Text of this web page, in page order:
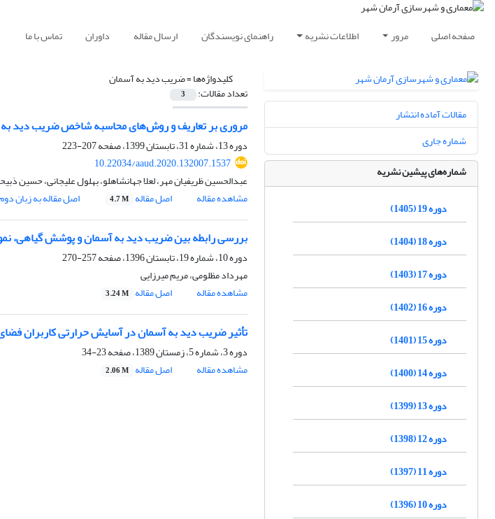
صفحه اصلی مرور اطلاعات نشریه راهنمای نویسندگان ارسال مقاله داوران تماس با ما
کلیدواژه‌ها =ضریب دید به آسمان
تعداد مقالات: 3
مروری بر تعاریف و روش‌های محاسبه‌ شاخص ضریب دید
دوره 13، شماره 31، تابستان 1399، صفحه
207-223
10.22034/aaud.2020.132007.1537
عبدالحسین ظریفیان مهر، لعلا جهانشاهلو، بهلول علیجانی، حسین
مشاهده مقاله
اصل مقاله 4.7 M اصل مقاله به زبان
بررسی رابطه بین ضریب دید به آسمان و پوشش گیاهی،
دوره 10، شماره 19، تابستان 1396، صفحه
257-270
مهرداد مظلومی، مریم میرزایی
مشاهده مقاله
اصل مقاله 3.24 M
تأثیر ضریب دید به آسمان در آسایش حرارتی کاربران
دوره 3، شماره 5، زمستان 1389، صفحه
23-34
مشاهده مقاله
اصل مقاله 2.06 M
مقالات آماده انتشار
شماره جاری
شماره‌های پیشین نشریه
دوره 19 (1405)
دوره 18 (1404)
دوره 17 (1403)
دوره 16 (1402)
دوره 15 (1401)
دوره 14 (1400)
دوره 13 (1399)
دوره 12 (1398)
دوره 11 (1397)
دوره 10 (1396)